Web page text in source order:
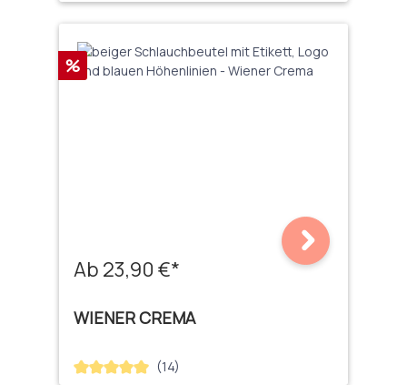
Rabatt
%
Ab 23,90 €*
WIENER CREMA
Durchschnittliche Bewertung von 5 von 5 Sternen
(14)